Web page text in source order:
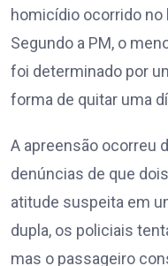
homicídio ocorrido no
Segundo a PM, o
foi determinado por
forma de quitar uma
A apreensão ocorreu
denúncias de que
atitude suspeita em
dupla, os policiais
mas o passageiro